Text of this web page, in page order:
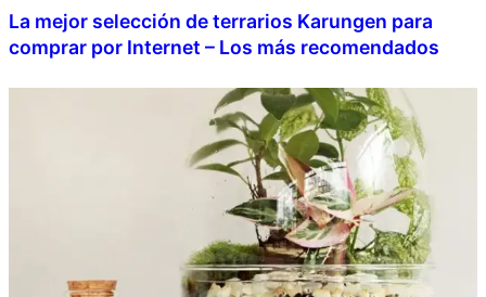
La mejor selección de terrarios Karungen para
comprar por Internet – Los más recomendados